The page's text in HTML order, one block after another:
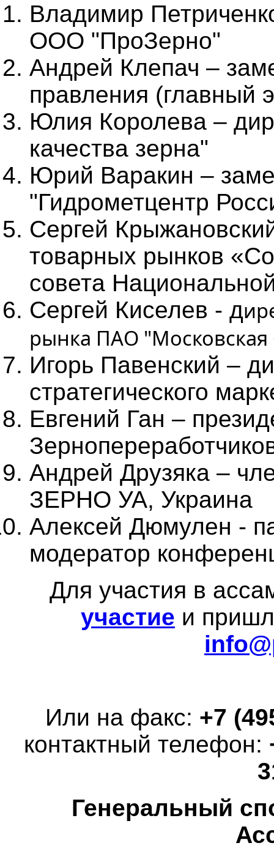
Владимир
ООО "ПроЗерно"
Андрей Клепач –
правления (главный
Юлия Королева –
качества зерна"
Юрий Варакин –
"Гидрометцентр
Сергей
товарных рынков
совета
Сергей Киселев - д
рынка ПАО
Игорь Павенский –
стратегического
Евгений Ган –
Андрей Друзяка –
ЗЕРНО УА, Украина
Алексей Дюмулен -
модератор
Для участия в
участие и
Или на факс: +7
контактный телефон:
Генеральный